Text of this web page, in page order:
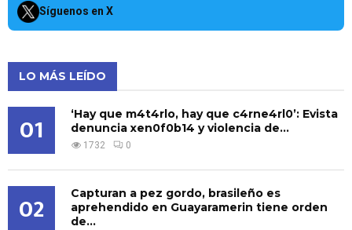
Síguenos en X
LO MÁS LEÍDO
01
‘Hay que m4t4rlo, hay que c4rne4rl0’: Evista
denuncia xen0f0b14 y violencia de...
1732 0
02
Capturan a pez gordo, brasileño es
aprehendido en Guayaramerin tiene orden
de...